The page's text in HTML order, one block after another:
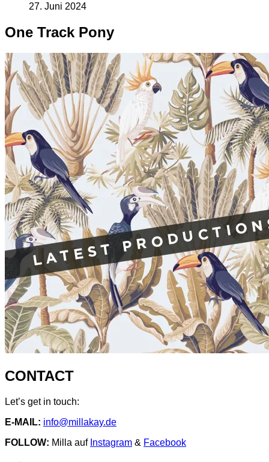
27. Juni 2024
One Track Pony
CONTACT
Let’s get in touch:
E-MAIL: info@millakay.de
FOLLOW: Milla auf Instagram & Facebook